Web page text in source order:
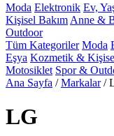
Moda Elektronik Ev,
Kişisel Bakım Anne &
Outdoor
Tüm Kategoriler Moda
Eşya Kozmetik &
Motosiklet Spor &
Ana Sayfa / Markalar /
LG